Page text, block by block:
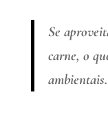
Se
carne, o
ambientais.